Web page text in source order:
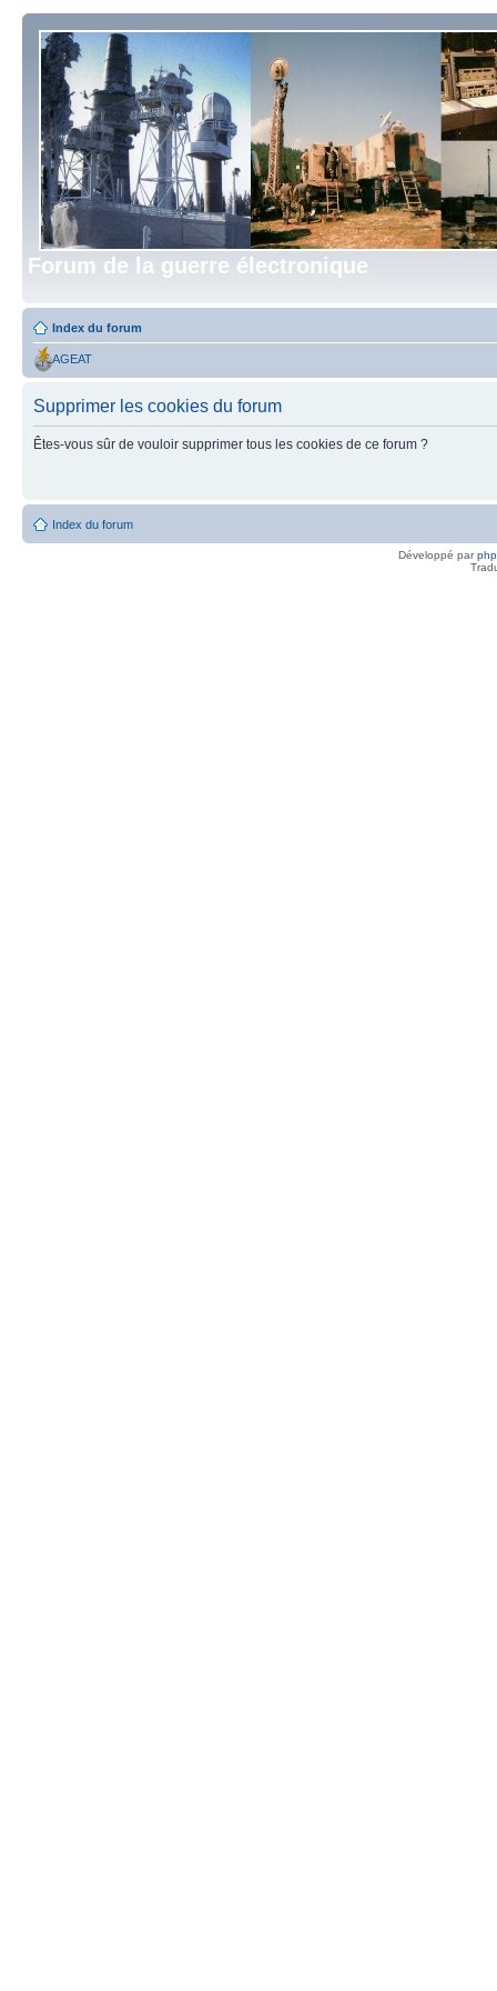
Forum de la guerre électronique
Index du forum
AGEAT
Supprimer les cookies du forum
Êtes-vous sûr de vouloir supprimer tous les cookies de ce forum ?
Index du forum
Développé par